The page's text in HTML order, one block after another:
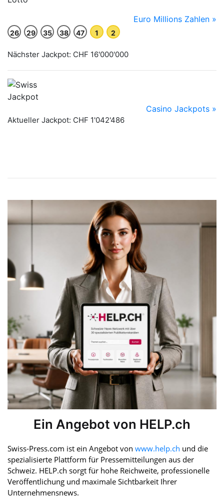
Ein Angebot von HELP.ch
Swiss-Press.com ist ein Angebot von www.help.ch und die
spezialisierte Plattform für Pressemitteilungen aus der
Schweiz. HELP.ch sorgt für hohe Reichweite, professionelle
Veröffentlichung und maximale Sichtbarkeit Ihrer
Unternehmensnews.